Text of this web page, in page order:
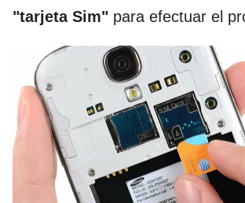
"tarjeta Sim" para efectuar el